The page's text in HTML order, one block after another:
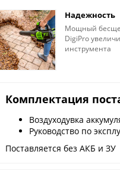
Надежность
Мощный
DigiPro
инструмента
Комплектация
Воздуходувка
Руководство по
Поставляется без АКБ и ЗУ